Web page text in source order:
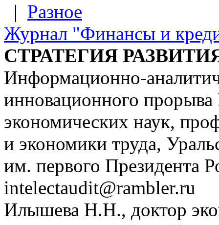
| Разное
Журнал "Финансы и
СТРАТЕГИЯ
Информационно-
инновационного
экономических наук,
и экономики труда,
им. первого Президента
intelectaudit@rambler.ru
Илышева Н.Н., доктор